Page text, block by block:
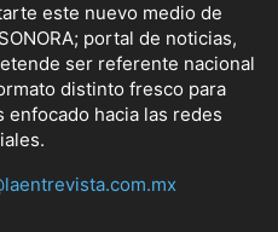
este nuevo medio de
portal de noticias,
ser referente nacional
distinto fresco para
enfocado hacia las redes